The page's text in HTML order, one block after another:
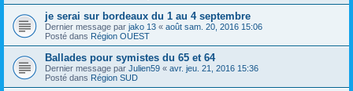
je serai sur bordeaux du 1 au 4 septembre
Dernier message par jako 13 « août sam. 20, 2016 15:06
Posté dans Région OUEST
Ballades pour symistes du 65 et 64
Dernier message par Julien59 « avr. jeu. 21, 2016 15:36
Posté dans Région SUD